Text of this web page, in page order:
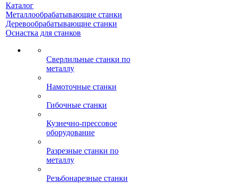
Каталог
Металлообрабатывающие станки
Деревообрабатывающие станки
Оснастка для станков
Сверлильные станки по
металлу
Намоточные станки
Гибочные станки
Кузнечно-прессовое
оборудование
Разрезные станки по
металлу
Резьбонарезные станки